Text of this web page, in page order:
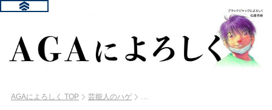
AGAによろしく TOP 芸能人のハゲ